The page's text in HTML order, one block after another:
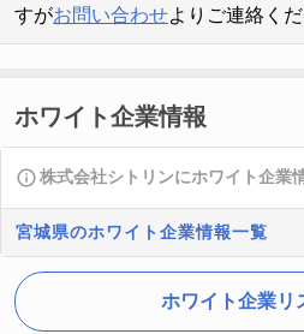
すがお問い合わせよりご連絡くだ
ホワイト企業情報
株式会社シトリンにホワイト企業
宮城県のホワイト企業情報一覧
ホワイト企業リ